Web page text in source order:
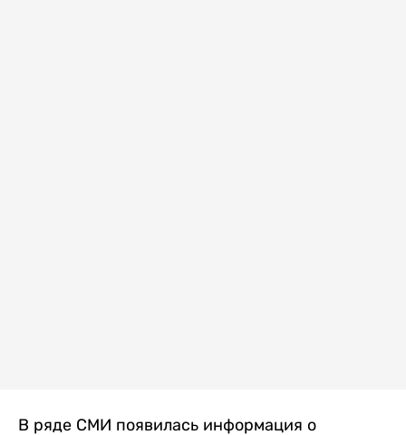
В ряде СМИ появилась информация о